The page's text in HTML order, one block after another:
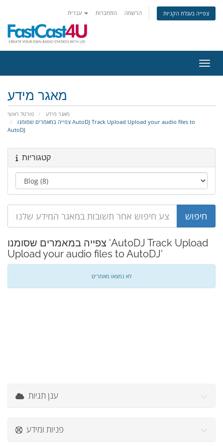
התחברות הרשמה צפייה בעגלת הקניות
מאגר מידע
פורטל ראשי
מאגר מידע
AutoDJ
קטגוריות
צפייה במאמרים שסומנו 'AutoDJ Track Upload
Upload your audio files to AutoDJ'
לא נמצאו מאמרים
ענן תגיות
פניות ומידע